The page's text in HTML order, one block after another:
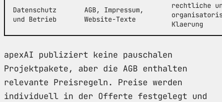
Datenschutz
und Betrieb
AGB, Impressum,
Website-Texte
rechtliche
Klaerung
apexAI publiziert keine pauschalen
Projektpakete, aber die AGB enthalten
relevante Preisregeln. Preise werden
individuell in der Offerte festgelegt und